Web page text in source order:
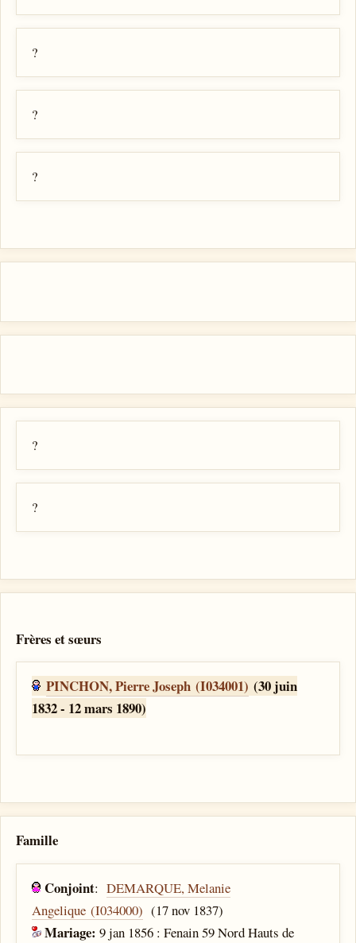
?
?
?
?
?
Frères et sœurs
PINCHON, Pierre Joseph (I034001) (30 juin
1832 - 12 mars 1890)
Famille
Conjoint:DEMARQUE, Melanie
Angelique (I034000) (17 nov 1837)
Mariage:9 jan 1856 : Fenain 59 Nord Hauts de